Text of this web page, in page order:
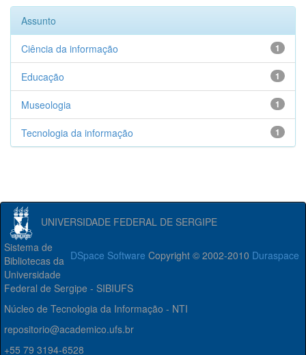
Assunto
1
Ciência da informação
1
Educação
1
Museologia
1
Tecnologia da informação
UNIVERSIDADE FEDERAL DE SERGIPE
DSpace Software Copyright © 2002-2010 Duraspace
Sistema de
Bibliotecas da
Universidade
Federal de Sergipe - SIBIUFS
Núcleo de Tecnologia da Informação - NTI
repositorio@academico.ufs.br
+55 79 3194-6528